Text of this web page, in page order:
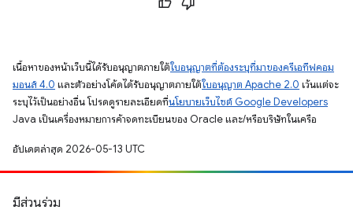
เนื้อหาของหน้าเว็บนี้ได้รับอนุญาตภายใต้ใบอนุญาตที่ต้องระบุที่มาของครีเอทีฟคอม
มอนส์ 4.0 และตัวอย่างโค้ดได้รับอนุญาตภายใต้ใบอนุญาต Apache 2.0 เว้นแต่จะ
ระบุไว้เป็นอย่างอื่น โปรดดูรายละเอียดที่นโยบายเว็บไซต์ Google Developers
Java เป็นเครื่องหมายการค้าจดทะเบียนของ Oracle และ/หรือบริษัทในเครือ
อัปเดตล่าสุด 2026-05-13 UTC
มีส่วนร่วม